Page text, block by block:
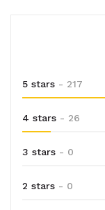
5 stars - 217
4 stars - 26
3 stars - 0
2 stars - 0